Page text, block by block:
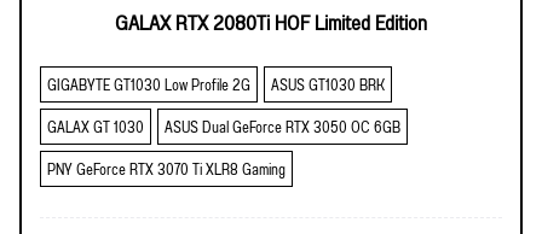
GALAX RTX 2080Ti HOF Limited Edition
GIGABYTE GT1030 Low Profile 2G
ASUS GT1030 BRK
GALAX GT 1030
ASUS Dual GeForce RTX 3050 OC 6GB
PNY GeForce RTX 3070 Ti XLR8 Gaming